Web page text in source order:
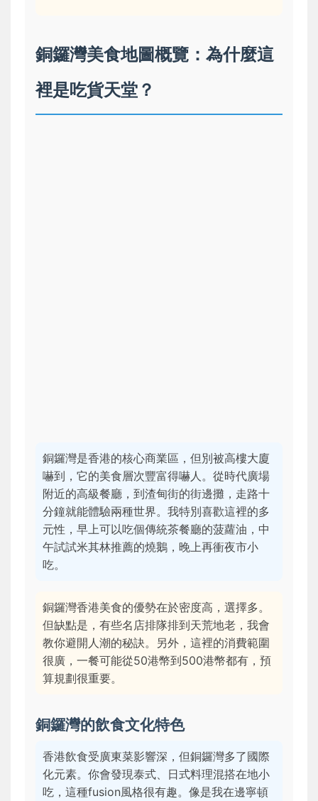
銅鑼灣美食地圖概覽：為什麼這
裡是吃貨天堂？
銅鑼灣是香港的核心商業區，但別被高樓大廈
嚇到，它的美食層次豐富得嚇人。從時代廣場
附近的高級餐廳，到渣甸街的街邊攤，走路十
分鐘就能體驗兩種世界。我特別喜歡這裡的多
元性，早上可以吃個傳統茶餐廳的菠蘿油，中
午試試米其林推薦的燒鵝，晚上再衝夜市小
吃。
銅鑼灣香港美食的優勢在於密度高，選擇多。
但缺點是，有些名店排隊排到天荒地老，我會
教你避開人潮的秘訣。另外，這裡的消費範圍
很廣，一餐可能從50港幣到500港幣都有，預
算規劃很重要。
銅鑼灣的飲食文化特色
香港飲食受廣東菜影響深，但銅鑼灣多了國際
化元素。你會發現泰式、日式料理混搭在地小
吃，這種fusion風格很有趣。像是我在邊寧頓